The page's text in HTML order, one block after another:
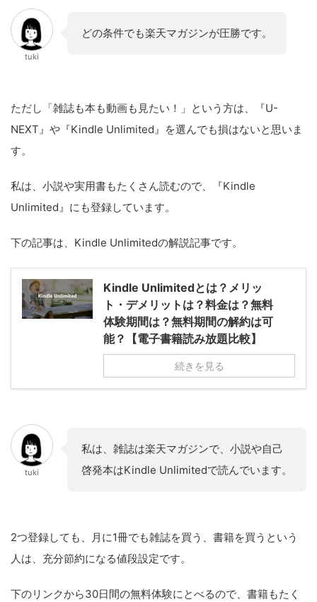
tuki
どの条件でも楽天マガジンが圧勝です。
ただし「雑誌も本も動画も見たい！」という方は、『U-
NEXT』や『Kindle Unlimited』を選んでも損はないと思いま
す。
私は、小説や実用書もたくさん読むので、『Kindle
Unlimited』にも登録しています。
下の記事は、Kindle Unlimitedの解説記事です。
Kindle Unlimitedとは？メリッ
ト・デメリットは？料金は？無料
体験期間は？無料期間の解約は可
能？【電子書籍読み放題比較】
続きを見る
tuki
私は、雑誌は楽天マガジンで、小説や自己
啓発本はKindle Unlimitedで読んでいます。
2つ登録しても、月に1冊でも雑誌を買う、書籍を買うという
人は、充分節約になる値段設定です。
下のリンクから30日間の無料体験にとべるので、書籍もたく